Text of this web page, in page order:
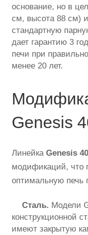
основание, но в
см, высота 88 см)
стандартную
дает гарантию 3
печи при
менее 20 лет.
Genesis
Линейка Genesis
модификаций, что
оптимальную печь
Сталь. Модели
конструкционной
имеют закрытую